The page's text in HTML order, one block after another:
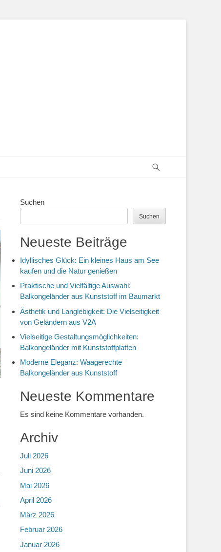
Suchen
Suchen
Neueste Beiträge
Idyllisches Glück: Ein kleines Haus am See
kaufen und die Natur genießen
Praktische und Vielfältige Auswahl:
Balkongeländer aus Kunststoff im Baumarkt
Ästhetik und Langlebigkeit: Die Vielseitigkeit
von Geländern aus V2A
Vielseitige Gestaltungsmöglichkeiten:
Balkongeländer mit Kunststoffplatten
Moderne Eleganz: Waagerechte
Balkongeländer aus Kunststoff
Neueste Kommentare
Es sind keine Kommentare vorhanden.
Archiv
Juli 2026
Juni 2026
Mai 2026
April 2026
März 2026
Februar 2026
Januar 2026